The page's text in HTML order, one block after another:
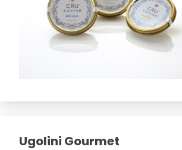
Ugolini Gourmet